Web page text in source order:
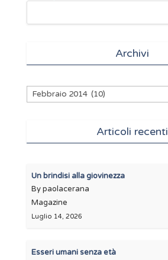
Archivi
Archivi
Articoli recenti
Un brindisi alla giovinezza
By paolacerana
Magazine
Luglio 14, 2026
Esseri umani senza età